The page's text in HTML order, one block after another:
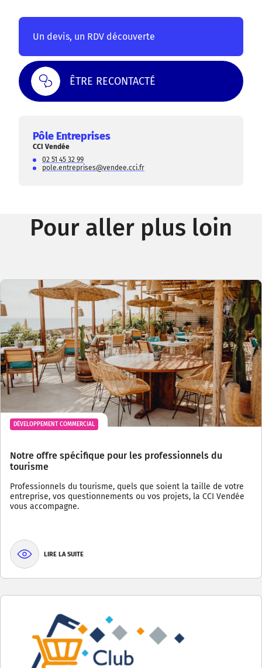
Un devis, un RDV découverte
ÊTRE RECONTACTÉ
Pôle Entreprises
CCI Vendée
02 51 45 32 99
pole.entreprises@vendee.cci.fr
Pour aller plus loin
DÉVELOPPEMENT COMMERCIAL
Notre offre spécifique pour les professionnels du
tourisme
Professionnels du tourisme, quels que soient la taille de votre
entreprise, vos questionnements ou vos projets, la CCI Vendée
vous accompagne.
LIRE LA SUITE